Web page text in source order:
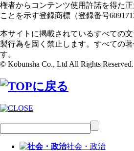
権者からコンテンツ使用許諾を得た
ことを示す登録商標（登録番号
本サイトに掲載されているすべての
製行為を固く禁止します。すべての
す。
© Kobunsha Co., Ltd All Rights Reserved.
社会・政治